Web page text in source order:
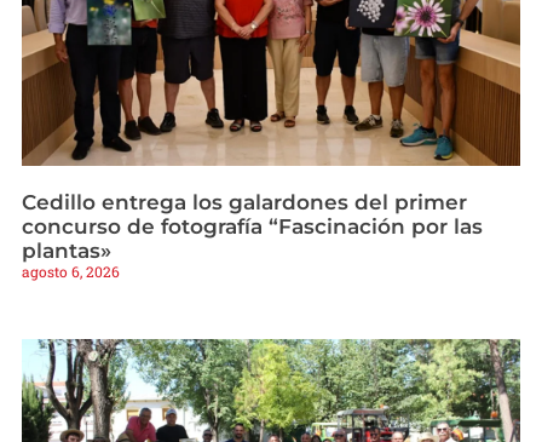
Cedillo entrega los galardones del primer
concurso de fotografía “Fascinación por las
plantas»
agosto 6, 2026